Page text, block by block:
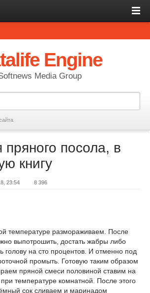
Engine
Media Group
посола, в
книгу
23:54 8 396
температуре размораживаем. После
выпотрошить, достать жабры либо
голову на сто процентов. И отменно под
промыть. Готовую таким образом
пряной смеси половиной ставим на
температуре комнатной. После этого
сок сливаем и маринадом